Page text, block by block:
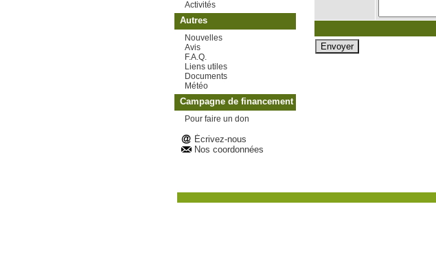
Activités
Autres
Nouvelles
Avis
F.A.Q.
Liens utiles
Documents
Météo
Campagne de financement
Pour faire un don
Écrivez-nous
Nos coordonnées